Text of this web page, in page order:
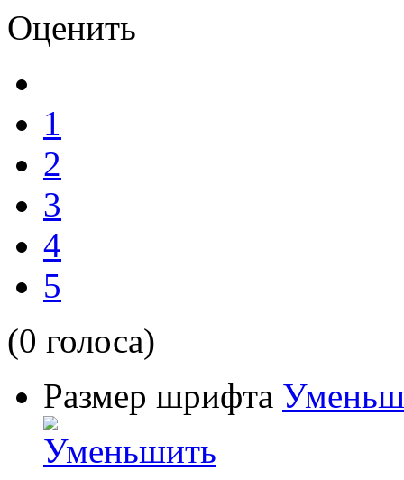
Оценить
1
2
3
4
5
(0 голоса)
Размер шрифта